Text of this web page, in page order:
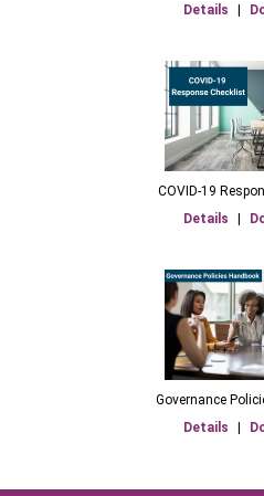
Details
COVID-19
Details
Governance
Details